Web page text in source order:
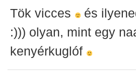
Tök vicces
és
:))) olyan, mint egy
kenyérkuglóf